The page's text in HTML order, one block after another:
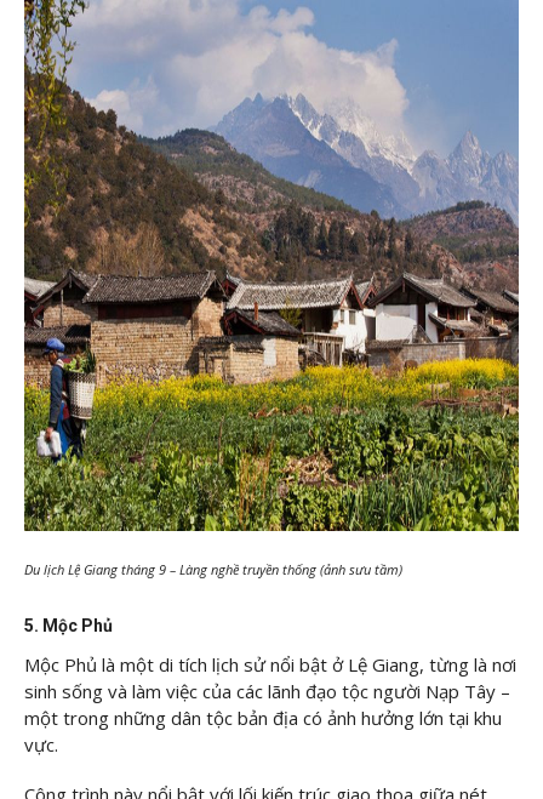
Du lịch Lệ Giang tháng 9 – Làng nghề truyền thống (ảnh sưu tầm)
5. Mộc Phủ
Mộc Phủ là một di tích lịch sử nổi bật ở Lệ Giang, từng là nơi
sinh sống và làm việc của các lãnh đạo tộc người Nạp Tây –
một trong những dân tộc bản địa có ảnh hưởng lớn tại khu
vực.